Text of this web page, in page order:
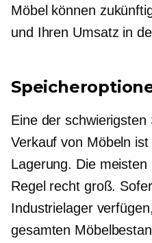
Möbel können
und Ihren Umsatz in
Eine der
Verkauf von Möbeln
Lagerung. Die
Regel recht groß.
Industrielager
gesamten